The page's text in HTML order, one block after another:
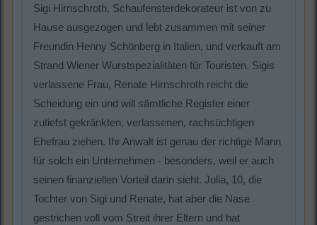
Sigi Hirnschroth, Schaufensterdekorateur ist von zu
Hause ausgezogen und lebt zusammen mit seiner
Freundin Henny Schönberg in Italien, und verkauft am
Strand Wiener Wurstspezialitäten für Touristen. Sigis
verlassene Frau, Renate Hirnschroth reicht die
Scheidung ein und will sämtliche Register einer
zutiefst gekränkten, verlassenen, rachsüchtigen
Ehefrau ziehen. Ihr Anwalt ist genau der richtige Mann
für solch ein Unternehmen - besonders, weil er auch
seinen finanziellen Vorteil darin sieht. Julia, 10, die
Tochter von Sigi und Renate, hat aber die Nase
gestrichen voll vom Streit ihrer Eltern und hat